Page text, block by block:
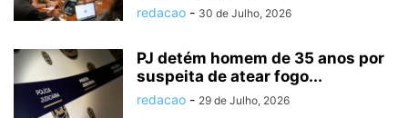
redacao - 30 de Julho, 2026
PJ detém homem de 35 anos por
suspeita de atear fogo...
redacao - 29 de Julho, 2026